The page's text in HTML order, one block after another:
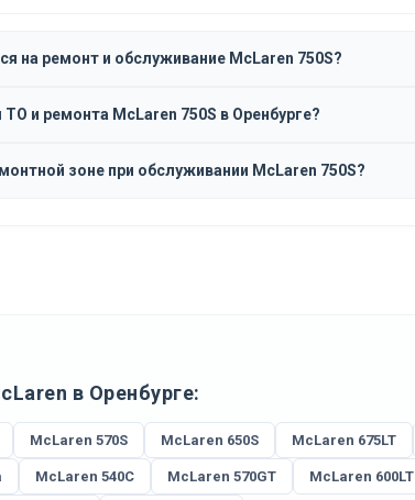
на ремонт и обслуживание McLaren 750S?
и ремонта McLaren 750S в Оренбурге?
зоне при обслуживании McLaren 750S?
в Оренбурге:
McLaren 570S McLaren 650S McLaren 675LT
McLaren 540C McLaren 570GT McLaren 600LT